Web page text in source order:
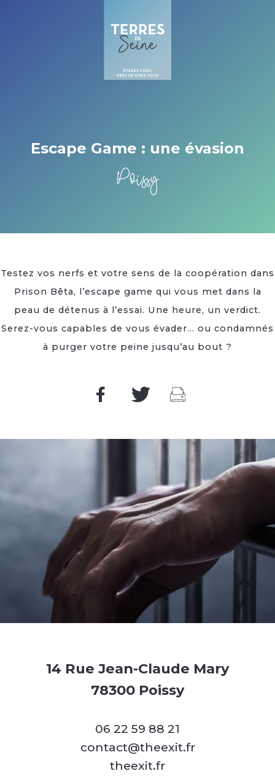
Escape Game : une évasion
Poissy
Testez vos nerfs et votre sens de la coopération dans
Prison Bêta, l’escape game qui vous met dans la
peau de détenus à l’essai. Une heure, un verdict.
Serez-vous capables de vous évader… ou condamnés
à purger votre peine jusqu’au bout ?
14 Rue Jean-Claude Mary
78300 Poissy
06 22 59 88 21
contact@theexit.fr
theexit.fr